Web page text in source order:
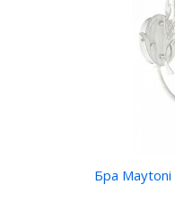
Бра Maytoni